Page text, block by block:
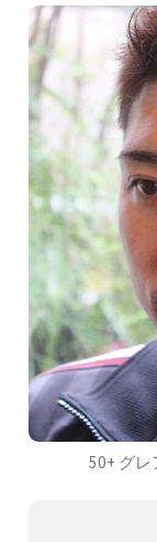
50+ グレ